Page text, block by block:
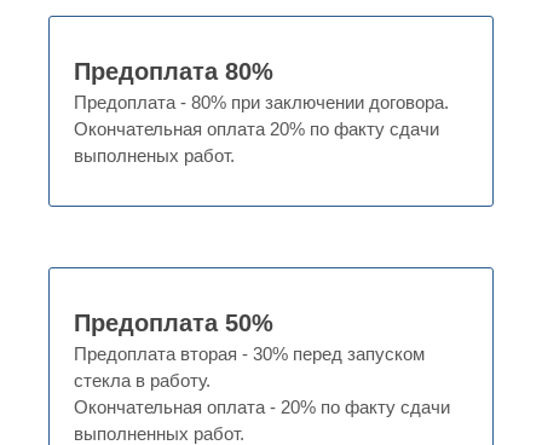
Предоплата 80%
Предоплата - 80% при заключении договора.
Окончательная оплата 20% по факту сдачи
выполненых работ.
Предоплата 50%
Предоплата вторая - 30% перед запуском
стекла в работу.
Окончательная оплата - 20% по факту сдачи
выполненных работ.